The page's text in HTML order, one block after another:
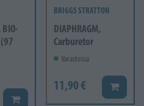
BIO-
Lisää koriin
BRIGGS STRATTON
DIAPHRAGM,
Carburetor
Varastossa
11,90 € Lisää